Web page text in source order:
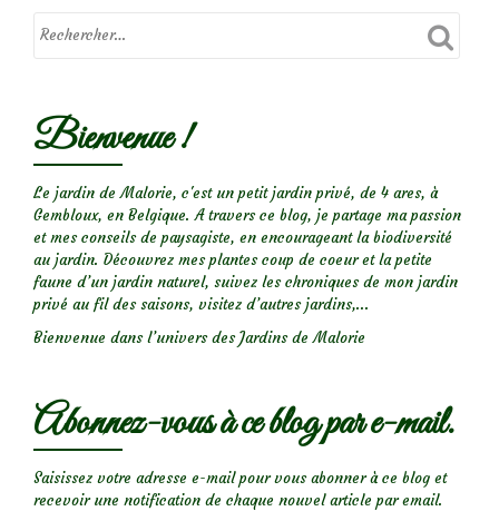
Bienvenue !
Le jardin de Malorie, c'est un petit jardin privé, de 4 ares, à
Gembloux, en Belgique. A travers ce blog, je partage ma passion
et mes conseils de paysagiste, en encourageant la biodiversité
au jardin. Découvrez mes plantes coup de coeur et la petite
faune d’un jardin naturel, suivez les chroniques de mon jardin
privé au fil des saisons, visitez d’autres jardins,...
Bienvenue dans l’univers des Jardins de Malorie
Abonnez-vous à ce blog par e-mail.
Saisissez votre adresse e-mail pour vous abonner à ce blog et
recevoir une notification de chaque nouvel article par email.